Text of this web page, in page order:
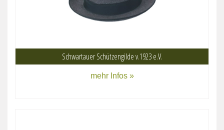
Schwartauer Schützengilde v.1923 e.V.
mehr Infos »